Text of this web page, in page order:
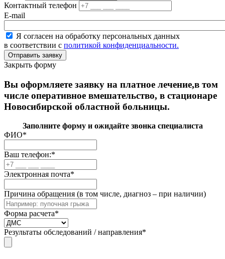
Контактный телефон
E-mail
Я согласен на обработку персональных данных
в соответствии с политикой конфиденциальности.
Закрыть форму
Вы оформляете заявку на платное лечение,в том
числе оперативное вмешательство, в стационаре
Новосибирской областной больницы.
Заполните форму и ожидайте звонка специалиста
ФИО*
Ваш телефон:*
Электронная почта*
Причина обращения (в том числе, диагноз – при наличии)
Форма расчета*
Результаты обследований / направления*